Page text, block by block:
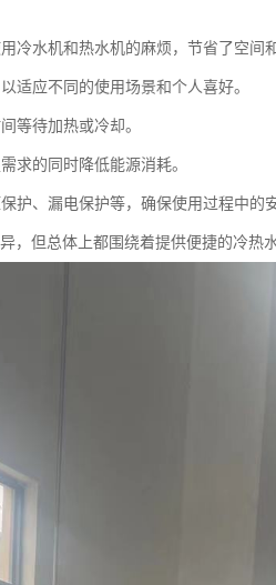
冷水机和热水机的麻烦，节省了空间
适应不同的使用场景和个人喜好。
等待加热或冷却。
求的同时降低能源消耗。
护、漏电保护等，确保使用过程中的
但总体上都围绕着提供便捷的冷热